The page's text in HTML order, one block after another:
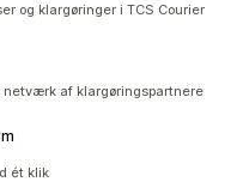
og klargøringer i TCS Courier
netværk af klargøringspartnere
ét klik